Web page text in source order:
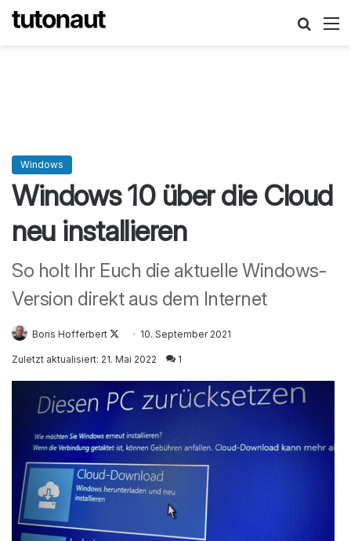
Windows
Windows 10 über die Cloud
neu installieren
So holt Ihr Euch die aktuelle Windows-
Version direkt aus dem Internet
Boris Hofferbert
Follow10. September 2021
Zuletzt aktualisiert: 21. Mai 2022 1